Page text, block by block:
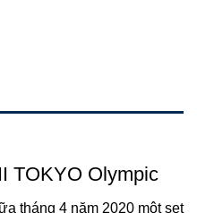
TOKYO Olympic
tháng 4 năm 2020 một set